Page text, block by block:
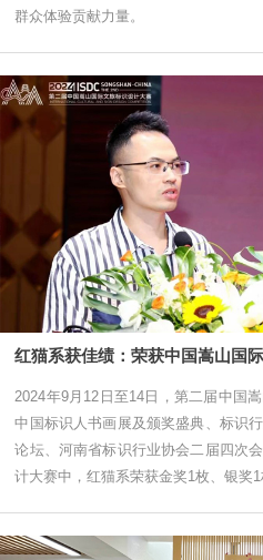
群众体验贡献力量。
2024年9月12日至14日，第二届中国
中国标识人书画展及颁奖盛典、标识
论坛、河南省标识行业协会二届四次
计大赛中，红猫系荣获金奖1枚、银奖